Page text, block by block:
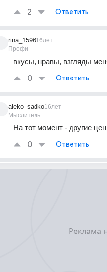
2 Ответить
rina_1596
Профи
16лет
вкусы, нравы, взгляды
0 Ответить
aleko_sadko
Мыслитель
16лет
На тот момент - другие
0 Ответить